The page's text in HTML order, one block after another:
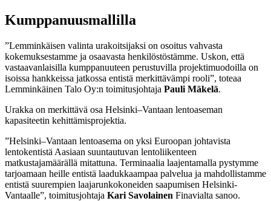
Kumppanuusmallilla
”Lemminkäisen valinta urakoitsijaksi on osoitus vahvasta
kokemuksestamme ja osaavasta henkilöstöstämme. Uskon, että
vastaavanlaisilla kumppanuuteen perustuvilla projektimuodoilla on
isoissa hankkeissa jatkossa entistä merkittävämpi rooli”, toteaa
Lemminkäinen Talo Oy:n toimitusjohtaja Pauli Mäkelä.
Urakka on merkittävä osa Helsinki–Vantaan lentoaseman
kapasiteetin kehittämisprojektia.
”Helsinki–Vantaan lentoasema on yksi Euroopan johtavista
lentokentistä Aasiaan suuntautuvan lentoliikenteen
matkustajamäärällä mitattuna. Terminaalia laajentamalla pystymme
tarjoamaan heille entistä laadukkaampaa palvelua ja mahdollistamme
entistä suurempien laajarunkokoneiden saapumisen Helsinki-
Vantaalle”, toimitusjohtaja Kari Savolainen Finavialta sanoo.